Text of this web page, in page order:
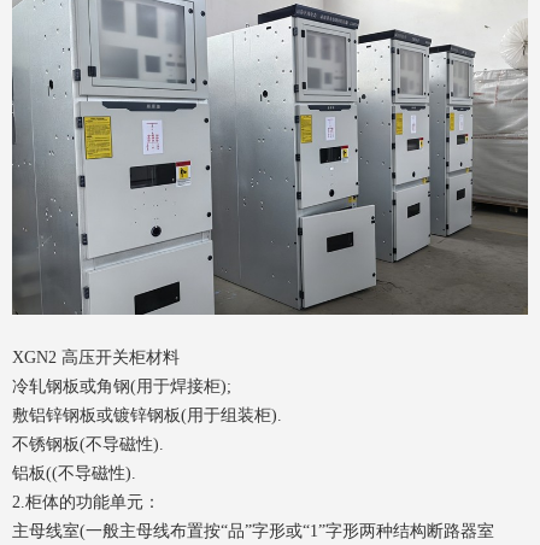
XGN2 高压开关柜材料
冷轧钢板或角钢(用于焊接柜);
敷铝锌钢板或镀锌钢板(用于组装柜).
不锈钢板(不导磁性).
铝板((不导磁性).
2.柜体的功能单元：
主母线室(一般主母线布置按“品”字形或“1”字形两种结构断路器室